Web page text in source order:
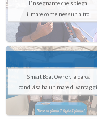
L'insegnante che spiega
il mare come nessun altro
Smart Boat Owner, la barca
condivisa ha un mare di vantaggi